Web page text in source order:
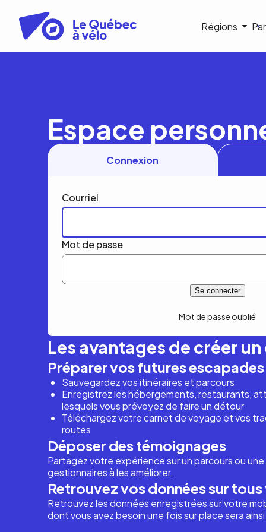
contenu
principal
Régions
Espace
Connexion
Courriel
Mot de passe
Mot de passe oublié
Les avantages de créer
Préparer vos futures escapades
Sauvegardez vos itinéraires et parcours
Enregistrez les hébergements, restaurants,
lesquels vous prévoyez de faire un détour
Téléchargez votre carnet de voyage et vos
routes
Déposer des témoignages
Partagez votre expérience sur un parcours ou
gestionnaires à les améliorer.
Retrouvez vos données sur
Retrouvez les données enregistrées sur votre
dont vous avez besoin une fois sur place sera